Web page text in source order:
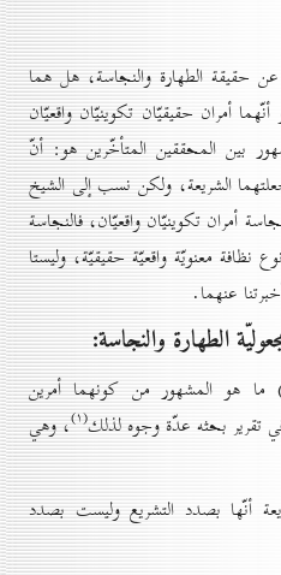
حقيقة الطهارة والنجاسة، هل هما
أمران حقيقيّان تكوينيّان واقعيّان
بين المحققين المتأخّرين هو: أنّ
الشريعة، ولكن نسب إلى الشيخ
أمران تكوينيّان واقعيّان، فالنجاسة
نظافة معنويّة واقعيّة حقيقيّة، وليستا
عنهما.
الطهارة والنجاسة:
ما هو المشهور من كونهما أمرين
تقرير بحثه عدّة وجوه لذلك(۱) ، وهي
أنّها بصدد التشريع وليست بصدد